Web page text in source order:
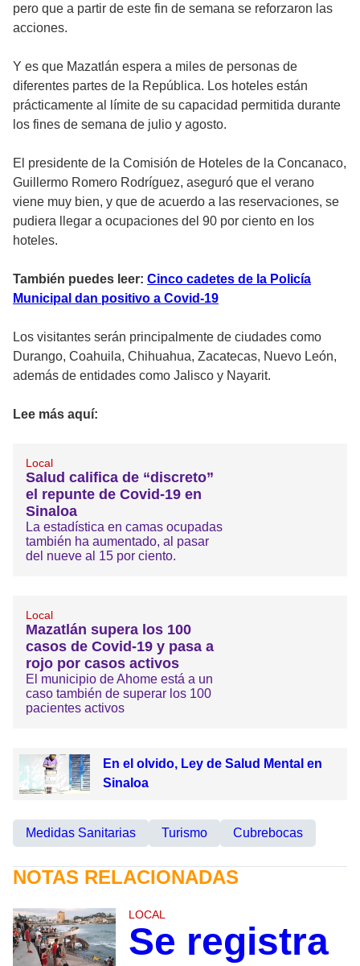
pero que a partir de este fin de semana se reforzaron las
acciones.
Y es que Mazatlán espera a miles de personas de
diferentes partes de la República. Los hoteles están
prácticamente al límite de su capacidad permitida durante
los fines de semana de julio y agosto.
El presidente de la Comisión de Hoteles de la Concanaco,
Guillermo Romero Rodríguez, aseguró que el verano
viene muy bien, y que de acuerdo a las reservaciones, se
pudiera llegar a ocupaciones del 90 por ciento en los
hoteles.
También puedes leer: Cinco cadetes de la Policía
Municipal dan positivo a Covid-19
Los visitantes serán principalmente de ciudades como
Durango, Coahuila, Chihuahua, Zacatecas, Nuevo León,
además de entidades como Jalisco y Nayarit.
Lee más aquí:
Local
Salud califica de “discreto”
el repunte de Covid-19 en
Sinaloa
La estadística en camas ocupadas
también ha aumentado, al pasar
del nueve al 15 por ciento.
Local
Mazatlán supera los 100
casos de Covid-19 y pasa a
rojo por casos activos
El municipio de Ahome está a un
caso también de superar los 100
pacientes activos
En el olvido, Ley de Salud Mental en
Sinaloa
Medidas Sanitarias Turismo Cubrebocas
NOTAS RELACIONADAS
LOCAL
Se registra